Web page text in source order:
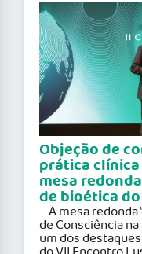
Objeção de
prática
mesa
de bioética do
A mesa redonda
de Consciência
um dos